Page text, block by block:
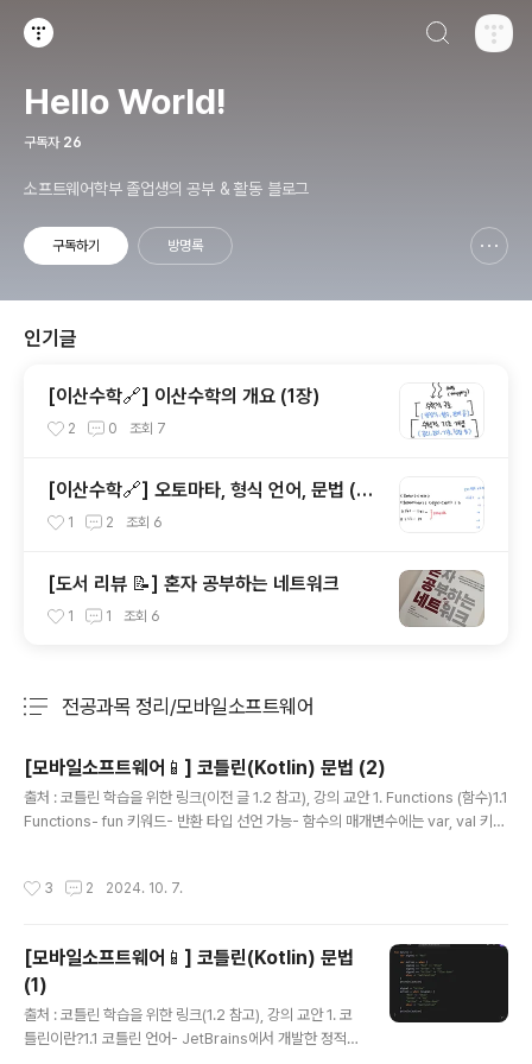
Hello World!
구독자 26
소프트웨어학부 졸업생의 공부 & 활동 블로그
구독하기 방명록
인기글
[이산수학🔗] 이산수학의 개요 (1장)
2 0 조회 7
[이산수학🔗] 오토마타, 형식 언어, 문법 (13
장)1 2 조회 6
[도서 리뷰 📝] 혼자 공부하는 네트워크
1 1 조회 6
전공과목 정리/모바일소프트웨어
[모바일소프트웨어📱] 코틀린(Kotlin) 문법 (2)
출처 : 코틀린 학습을 위한 링크(이전 글 1.2 참고), 강의 교안 1. Functions (함수)1.1
Functions- fun 키워드- 반환 타입 선언 가능- 함수의 매개변수에는 var, val 키워
변수명 지정 호출 가능 (Named Argument)fun printMessageWithPrefix(m
3 2 2024. 10. 7.
[모바일소프트웨어📱] 코틀린(Kotlin) 문법
(1)
출처 : 코틀린 학습을 위한 링크(1.2 참고), 강의 교안 1. 코
틀린이란?1.1 코틀린 언어- JetBrains에서 개발한 정적